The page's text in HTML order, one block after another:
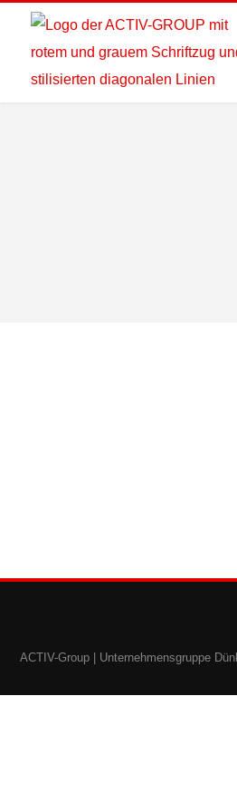
ACTIV-Group | Unternehmensgruppe